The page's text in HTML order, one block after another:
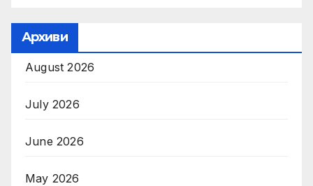
Архиви
August 2026
July 2026
June 2026
May 2026